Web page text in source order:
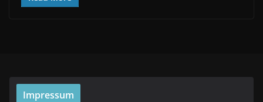
Impressum